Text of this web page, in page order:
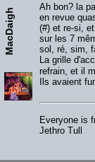
MacDaigh
Ah bon? la
en revue
(#) et re-si,
sur les 7
sol, ré, sim,
La grille
refrain, et il
Ils avaient
Everyone is
Jethro Tull